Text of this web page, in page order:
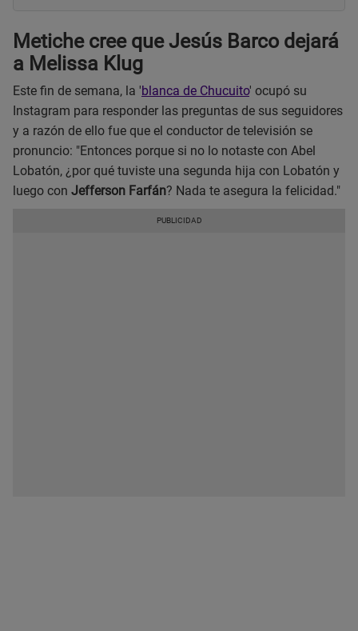
Metiche cree que Jesús Barco dejará
a Melissa Klug
Este fin de semana, la 'blanca de Chucuito' ocupó su
Instagram para responder las preguntas de sus seguidores
y a razón de ello fue que el conductor de televisión se
pronuncio: "Entonces porque si no lo notaste con Abel
Lobatón, ¿por qué tuviste una segunda hija con Lobatón y
luego con Jefferson Farfán? Nada te asegura la felicidad."